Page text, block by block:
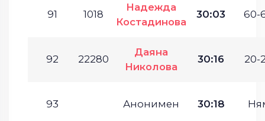
91 1018
Надежда
Костадинова
30:03 60-
92 22280
Даяна
Николова
30:16 20-
93 Анонимен 30:18